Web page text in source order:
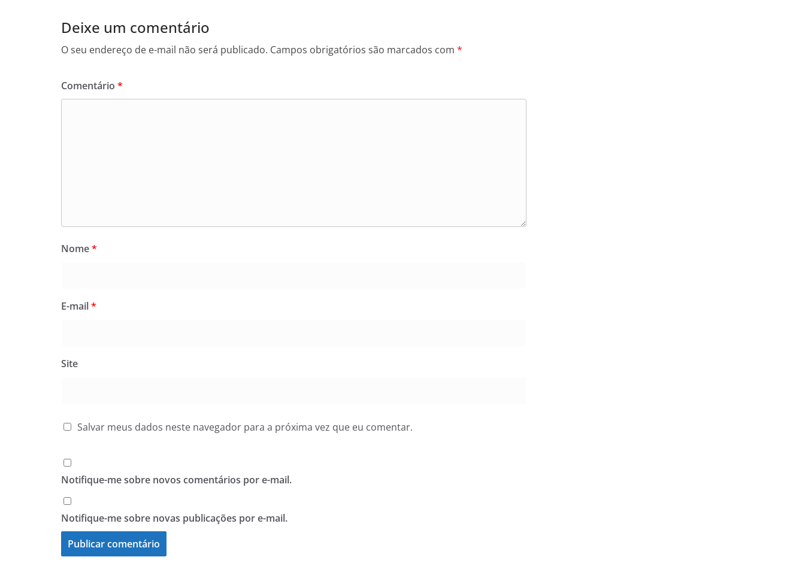
Deixe um comentário
O seu endereço de e-mail não será publicado. Campos obrigatórios são marcados com *
Comentário *
Nome*
E-mail*
Site
Salvar meus dados neste navegador para a próxima vez que eu comentar.
Notifique-me sobre novos comentários por e-mail.
Notifique-me sobre novas publicações por e-mail.